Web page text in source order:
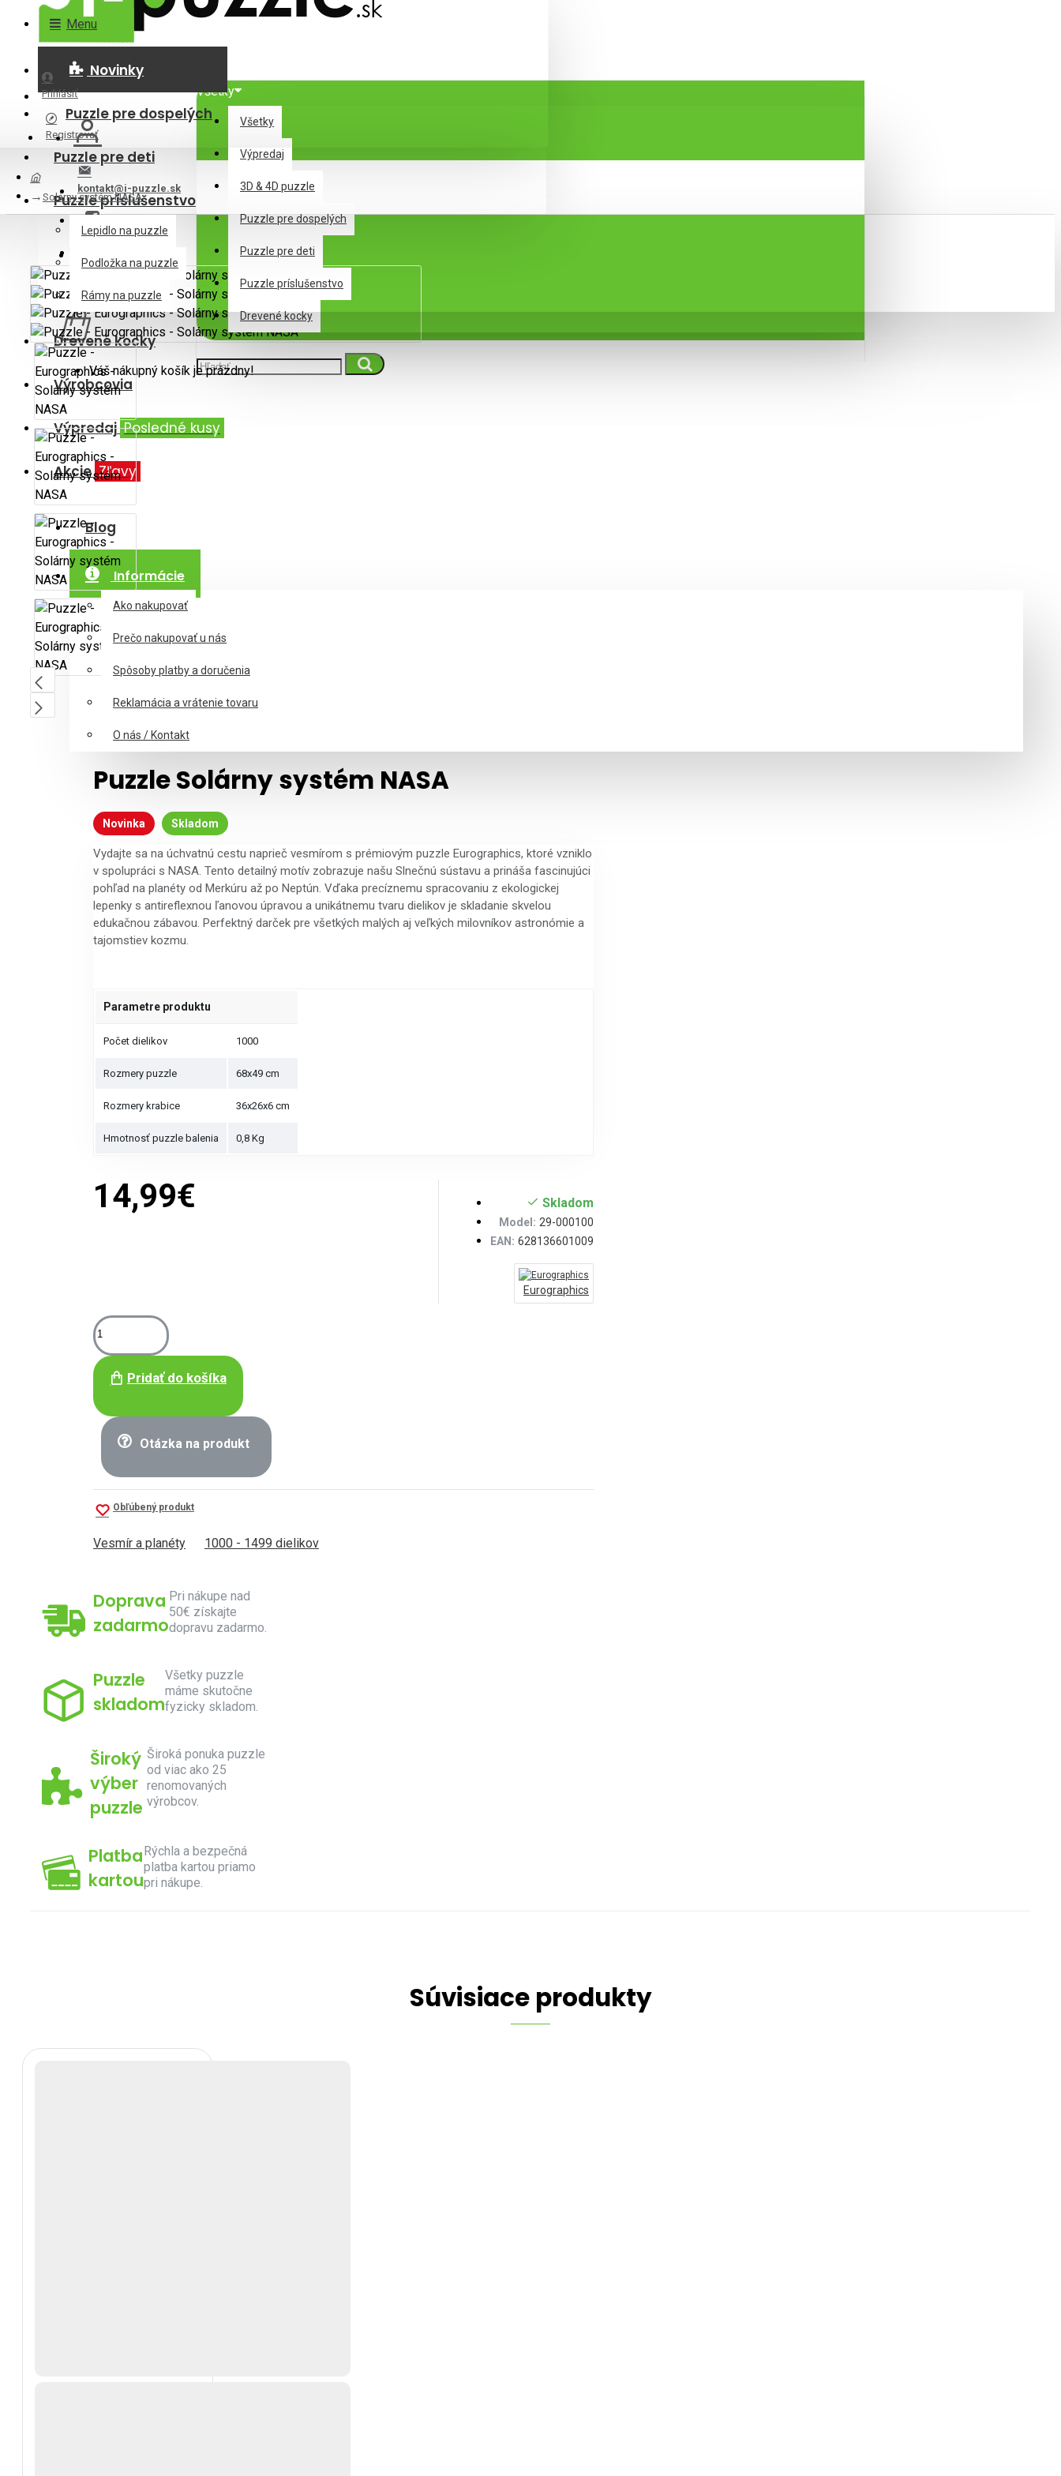
kontakt@i-puzzle.sk
Všetky
Všetky
Výpredaj
3D & 4D puzzle
Puzzle pre dospelých
Puzzle pre deti
Puzzle príslušenstvo
Drevené kocky
0 ks - 0,00€
Váš nákupný košík je prázdny!
Menu
Novinky
Puzzle pre dospelých
Puzzle pre deti
Puzzle príslušenstvo
Lepidlo na puzzle
Podložka na puzzle
Rámy na puzzle
Drevené kocky
Výrobcovia
Výpredaj Posledné kusy
Akcie Zľavy
Blog
Informácie
Ako nakupovať
Prečo nakupovať u nás
Spôsoby platby a doručenia
Reklamácia a vrátenie tovaru
O nás / Kontakt
Prihlásiť
Registrovať
Solárny systém NASA
Puzzle Solárny systém NASA
Novinka Skladom
Vydajte sa na úchvatnú cestu naprieč vesmírom s prémiovým puzzle Eurographics, ktoré vzniklo
v spolupráci s NASA. Tento detailný motív zobrazuje našu Slnečnú sústavu a prináša fascinujúci
pohľad na planéty od Merkúru až po Neptún. Vďaka precíznemu spracovaniu z ekologickej
lepenky s antireflexnou ľanovou úpravou a unikátnemu tvaru dielikov je skladanie skvelou
edukačnou zábavou. Perfektný darček pre všetkých malých aj veľkých milovníkov astronómie a
tajomstiev kozmu.
Parametre produktu
Počet dielikov 1000
Rozmery puzzle 68x49 cm
Rozmery krabice 36x26x6 cm
Hmotnosť puzzle balenia 0,8 Kg
14,99€ Skladom
Model: 29-000100
EAN: 628136601009
Eurographics
Pridať do košíka
Otázka na produkt
Obľúbený produkt
Vesmír a planéty 1000 - 1499 dielikov
Doprava
zadarmo
Pri nákupe nad
50€ získajte
dopravu zadarmo.
Puzzle
skladom
Všetky puzzle
máme skutočne
fyzicky skladom.
Široký
výber
puzzle
Široká ponuka puzzle
od viac ako 25
renomovaných
výrobcov.
Platba
kartou
Rýchla a bezpečná
platba kartou priamo
pri nákupe.
Súvisiace produkty